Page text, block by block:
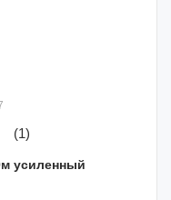
(1)
усиленный